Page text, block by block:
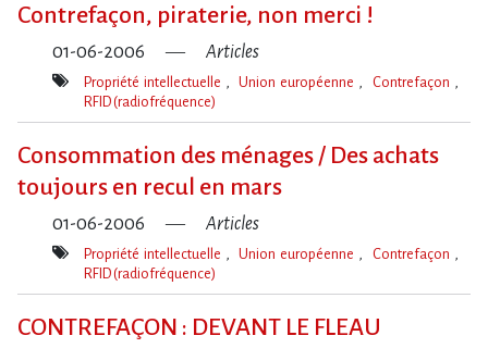
Contrefaçon, piraterie, non merci !
01-06-2006 Articles
Mot(s)-
Propriété intellectuelle Union européenne
Contrefaçon
RFID (radiofréquence)
Consommation des ménages / Des achats
toujours en recul en mars
01-06-2006 Articles
Mot(s)-
Propriété intellectuelle Union européenne
Contrefaçon
RFID (radiofréquence)
CONTREFAÇON : DEVANT LE FLEAU